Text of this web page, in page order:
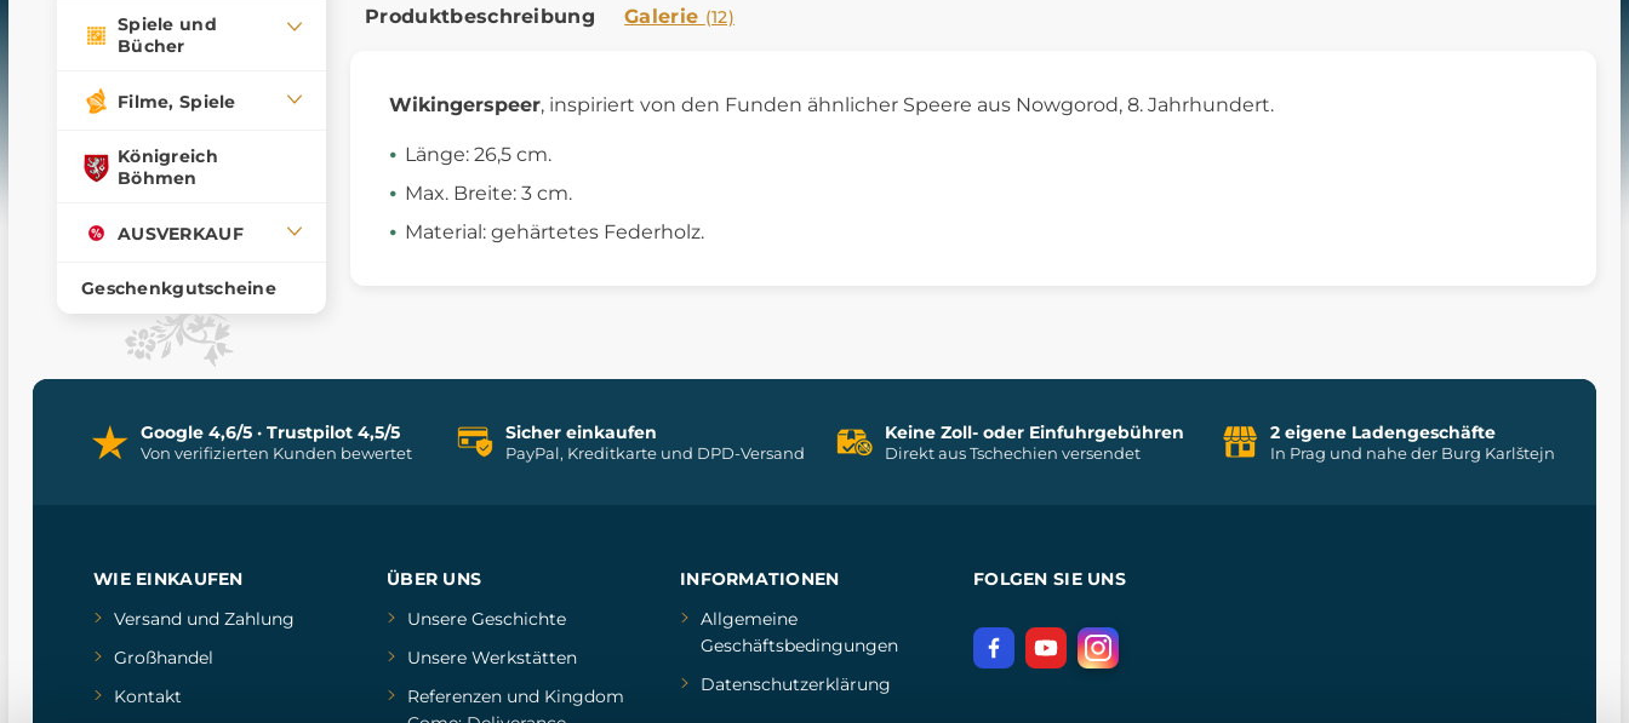
Spiele und
Bücher
Filme, Spiele
Königreich
Böhmen
AUSVERKAUF
Geschenkgutscheine
Produktbeschreibung Galerie (12)
Wikingerspeer, inspiriert von den Funden ähnlicher Speere aus Nowgorod, 8. Jahrhundert.
Länge: 26,5 cm.
Max. Breite: 3 cm.
Material: gehärtetes Federholz.
Google 4,6/5 · Trustpilot 4,5/5
Von verifizierten Kunden bewertet
Sicher einkaufen
PayPal, Kreditkarte und DPD-Versand
Keine Zoll- oder Einfuhrgebühren
Direkt aus Tschechien versendet
2 eigene Ladengeschäfte
In Prag und nahe der Burg Karlštejn
WIE EINKAUFEN
Versand und Zahlung
Großhandel
Kontakt
ÜBER UNS
Unsere Geschichte
Unsere Werkstätten
Referenzenund Kingdom
INFORMATIONEN
Allgemeine
Geschäftsbedingungen
Datenschutzerklärung
FOLGEN SIE UNS